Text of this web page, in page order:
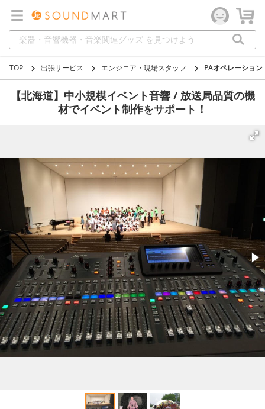
TOP 出張サービス エンジニア・現場スタッフ PAオペレーション
【北海道】中小規模イベント音響 / 放送局品質の機
材でイベント制作をサポート！